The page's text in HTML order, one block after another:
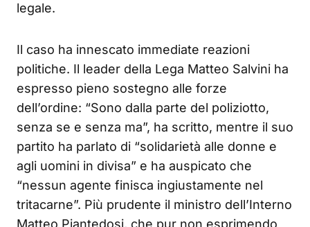
legale.
Il caso ha innescato immediate reazioni
politiche. Il leader della Lega Matteo Salvini ha
espresso pieno sostegno alle forze
dell’ordine: “Sono dalla parte del poliziotto,
senza se e senza ma”, ha scritto, mentre il suo
partito ha parlato di “solidarietà alle donne e
agli uomini in divisa” e ha auspicato che
“nessun agente finisca ingiustamente nel
tritacarne”. Più prudente il ministro dell’Interno
Matteo Piantedosi, che pur non esprimendo